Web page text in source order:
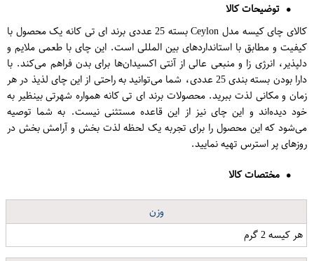
توضیحات کالا
کالای چای کیسه‌ مدل Ceylon بسته 25 عددی برند ای تی کانه یک محصول با
کیفیت و مطابق با استانداردهای بین المللی است. این چای با طعمی ملایم و
دلپذیر، انرژی زا و منبعی عالی از آنتی اکسیدان‌ها برای بدن فراهم می‌کند. با
دارا بودن بسته بندی 25 عددی، شما می‌توانید به راحتی از این چای لذیذ در هر
زمان و مکانی لذت ببرید. محصولات برند ای تی کانه همواره شهرتی بینظیر به
خود دیده‌اند و این چای نیز از این قاعده مستثنی نیست. به شما توصیه
می‌شود که این محصول را برای تجربه یک لحظه لذت بخش و آرامش بخش در
روزهای پر استرس تهیه نمایید.
مختصات کالا
وزن
هر کیسه 2 گرم